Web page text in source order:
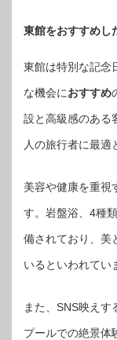
東館をおすすめし
東館は特別な記念
な機会におすすめ
設と高級感のある
人の旅行者に最適
美容や健康を重視
す。岩盤浴、4種
備されており、美
いるといわれてい
また、SNS映えす
プールでの絶景体